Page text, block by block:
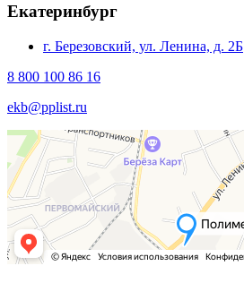
Екатеринбург
г. Березовский, ул. Ленина, д. 2Б
8 800 100 86 16
ekb@pplist.ru